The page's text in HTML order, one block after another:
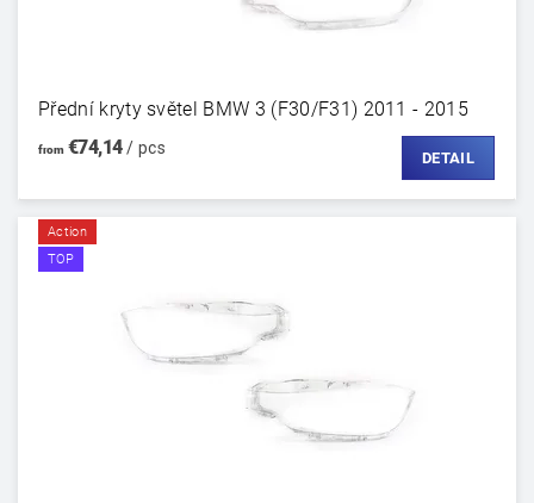
Přední kryty světel BMW 3 (F30/F31) 2011 - 2015
from€74,14/ pcs
DETAIL
Action
TOP